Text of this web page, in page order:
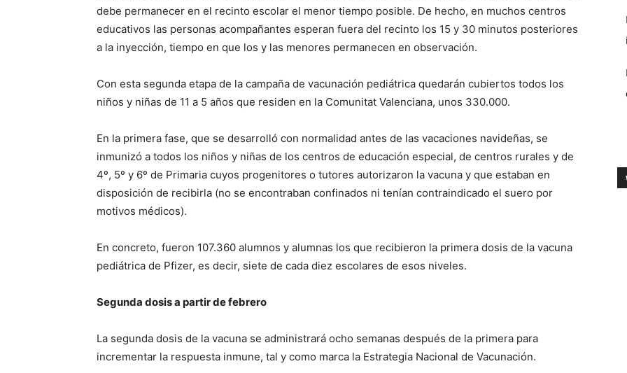
debe permanecer en el recinto escolar el menor tiempo posible. De hecho, en muchos centros
educativos las personas acompañantes esperan fuera del recinto los 15 y 30 minutos posteriores
a la inyección, tiempo en que los y las menores permanecen en observación.
Con esta segunda etapa de la campaña de vacunación pediátrica quedarán cubiertos todos los
niños y niñas de 11 a 5 años que residen en la Comunitat Valenciana, unos 330.000.
En la primera fase, que se desarrolló con normalidad antes de las vacaciones navideñas, se
inmunizó a todos los niños y niñas de los centros de educación especial, de centros rurales y de
4º, 5º y 6º de Primaria cuyos progenitores o tutores autorizaron la vacuna y que estaban en
disposición de recibirla (no se encontraban confinados ni tenían contraindicado el suero por
motivos médicos).
En concreto, fueron 107.360 alumnos y alumnas los que recibieron la primera dosis de la vacuna
pediátrica de Pfizer, es decir, siete de cada diez escolares de esos niveles.
Segunda dosis a partir de febrero
La segunda dosis de la vacuna se administrará ocho semanas después de la primera para
incrementar la respuesta inmune, tal y como marca la Estrategia Nacional de Vacunación.